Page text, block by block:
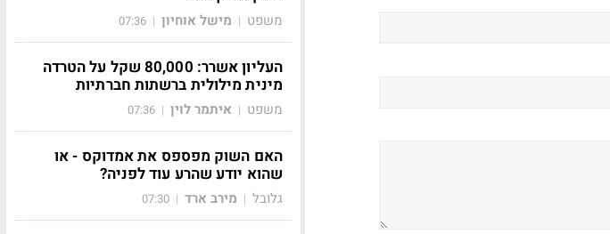
משפט | מישל אוחיון |
07:36
העליון אשרר: 80,000 שקל על הטרדה
מינית מילולית ברשתות חברתיות
משפט | איתמר לוין |
07:36
האם השוק מפספס את אמדוקס - או
שהוא יודע שהרע עוד לפניה?
גלובל | מירב ארד |
07:30